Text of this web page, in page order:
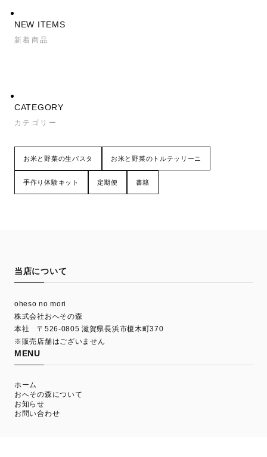
NEW ITEMS
新着商品
CATEGORY
カテゴリー
お米と野菜の生パスタ お米と野菜のトルテッリーニ
手作り体験キット 定期便 書籍
当店について
oheso no mori
株式会社おへその森
本社 〒526-0805 滋賀県長浜市榎木町370
※販売店舗はございません
MENU
ホーム
おへその森について
お知らせ
お問い合わせ